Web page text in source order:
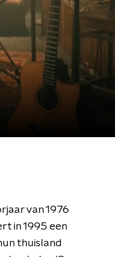
van 1976
in 1995 een
thuisland